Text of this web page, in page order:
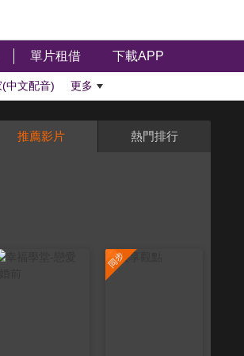
單片租借 下載APP
中文配音) 更多
推薦影片 熱門排行